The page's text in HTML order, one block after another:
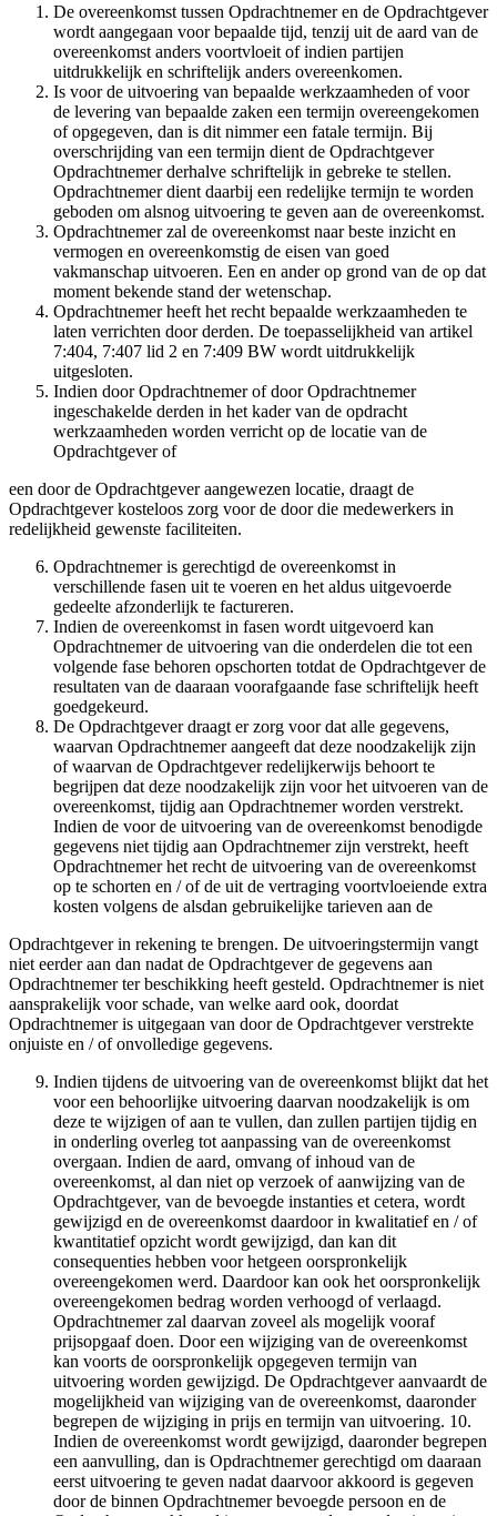
De overeenkomst tussen Opdrachtnemer en de Opdrachtgever
wordt aangegaan voor bepaalde tijd, tenzij uit de aard van de
overeenkomst anders voortvloeit of indien partijen
uitdrukkelijk en schriftelijk anders overeenkomen.
Is voor de uitvoering van bepaalde werkzaamheden of voor
de levering van bepaalde zaken een termijn overeengekomen
of opgegeven, dan is dit nimmer een fatale termijn. Bij
overschrijding van een termijn dient de Opdrachtgever
Opdrachtnemer derhalve schriftelijk in gebreke te stellen.
Opdrachtnemer dient daarbij een redelijke termijn te worden
geboden om alsnog uitvoering te geven aan de overeenkomst.
Opdrachtnemer zal de overeenkomst naar beste inzicht en
vermogen en overeenkomstig de eisen van goed
vakmanschap uitvoeren. Een en ander op grond van de op dat
moment bekende stand der wetenschap.
Opdrachtnemer heeft het recht bepaalde werkzaamheden te
laten verrichten door derden. De toepasselijkheid van artikel
7:404, 7:407 lid 2 en 7:409 BW wordt uitdrukkelijk
uitgesloten.
Indien door Opdrachtnemer of door Opdrachtnemer
ingeschakelde derden in het kader van de opdracht
werkzaamheden worden verricht op de locatie van de
Opdrachtgever of
een door de Opdrachtgever aangewezen locatie, draagt de
Opdrachtgever kosteloos zorg voor de door die medewerkers in
redelijkheid gewenste faciliteiten.
Opdrachtnemer is gerechtigd de overeenkomst in
verschillende fasen uit te voeren en het aldus uitgevoerde
gedeelte afzonderlijk te factureren.
Indien de overeenkomst in fasen wordt uitgevoerd kan
Opdrachtnemer de uitvoering van die onderdelen die tot een
volgende fase behoren opschorten totdat de Opdrachtgever de
resultaten van de daaraan voorafgaande fase schriftelijk heeft
goedgekeurd.
De Opdrachtgever draagt er zorg voor dat alle gegevens,
waarvan Opdrachtnemer aangeeft dat deze noodzakelijk zijn
of waarvan de Opdrachtgever redelijkerwijs behoort te
begrijpen dat deze noodzakelijk zijn voor het uitvoeren van de
overeenkomst, tijdig aan Opdrachtnemer worden verstrekt.
Indien de voor de uitvoering van de overeenkomst benodigde
gegevens niet tijdig aan Opdrachtnemer zijn verstrekt, heeft
Opdrachtnemer het recht de uitvoering van de overeenkomst
op te schorten en / of de uit de vertraging voortvloeiende extra
kosten volgens de alsdan gebruikelijke tarieven aan de
Opdrachtgever in rekening te brengen. De uitvoeringstermijn vangt
niet eerder aan dan nadat de Opdrachtgever de gegevens aan
Opdrachtnemer ter beschikking heeft gesteld. Opdrachtnemer is niet
aansprakelijk voor schade, van welke aard ook, doordat
Opdrachtnemer is uitgegaan van door de Opdrachtgever verstrekte
onjuiste en / of onvolledige gegevens.
Indien tijdens de uitvoering van de overeenkomst blijkt dat het
voor een behoorlijke uitvoering daarvan noodzakelijk is om
deze te wijzigen of aan te vullen, dan zullen partijen tijdig en
in onderling overleg tot aanpassing van de overeenkomst
overgaan. Indien de aard, omvang of inhoud van de
overeenkomst, al dan niet op verzoek of aanwijzing van de
Opdrachtgever, van de bevoegde instanties et cetera, wordt
gewijzigd en de overeenkomst daardoor in kwalitatief en / of
kwantitatief opzicht wordt gewijzigd, dan kan dit
consequenties hebben voor hetgeen oorspronkelijk
overeengekomen werd. Daardoor kan ook het oorspronkelijk
overeengekomen bedrag worden verhoogd of verlaagd.
Opdrachtnemer zal daarvan zoveel als mogelijk vooraf
prijsopgaaf doen. Door een wijziging van de overeenkomst
kan voorts de oorspronkelijk opgegeven termijn van
uitvoering worden gewijzigd. De Opdrachtgever aanvaardt de
mogelijkheid van wijziging van de overeenkomst, daaronder
begrepen de wijziging in prijs en termijn van uitvoering. 10.
Indien de overeenkomst wordt gewijzigd, daaronder begrepen
een aanvulling, dan is Opdrachtnemer gerechtigd om daaraan
eerst uitvoering te geven nadat daarvoor akkoord is gegeven
door de binnen Opdrachtnemer bevoegde persoon en de